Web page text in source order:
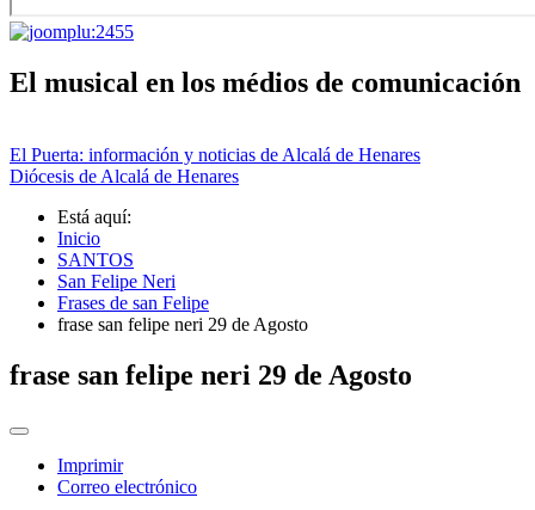
El musical en los médios de comunicación
El Puerta: información y noticias de Alcalá de Henares
Diócesis de Alcalá de Henares
Está aquí:
Inicio
SANTOS
San Felipe Neri
Frases de san Felipe
frase san felipe neri 29 de Agosto
frase san felipe neri 29 de Agosto
Imprimir
Correo electrónico